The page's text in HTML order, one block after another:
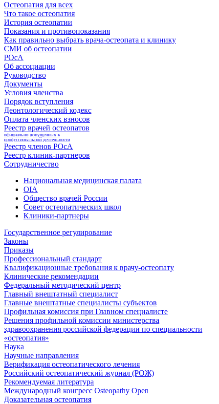
Остеопатия для всех
Что такое остеопатия
История остеопатии
Показания и противопоказания
Как правильно выбрать врача-остеопата и клинику
СМИ об остеопатии
РОсА
Об ассоциации
Руководство
Документы
Условия членства
Порядок вступления
Деонтологический кодекс
Оплата членских взносов
Реестр врачей остеопатов
официально допущенных к
профессиональной деятельности
Реестр членов РОсА
Реестр клиник-партнеров
Сотрудничество
Национальная медицинская палата
OIA
Общество врачей России
Совет остеопатических школ
Клиники-партнеры
Государственное регулирование
Законы
Приказы
Профессиональный стандарт
Квалификационные требования к врачу-остеопату
Клинические рекомендации
Федеральный методический центр
Главный внештатный специалист
Главные внештатные специалисты субъектов
Профильная комиссия при Главном специалисте
Решения профильной комиссии министерства
здравоохранения российской федерации по специальности
«остеопатия»
Наука
Научные направления
Верификация остеопатического лечения
Российский остеопатический журнал (РОЖ)
Рекомендуемая литература
Международный конгресс Osteopathy Open
Доказательная остеопатия